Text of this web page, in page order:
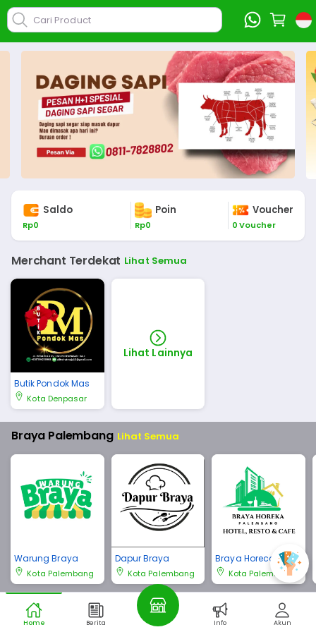
Cari Product
Saldo
Rp0
Poin
Rp0
Voucher
0 Voucher
Merchant Terdekat Lihat Semua
Butik Pondok Mas
Kota Denpasar
Lihat Lainnya
Braya Palembang Lihat Semua
Warung Braya
Kota Palembang
Dapur Braya
Kota Palembang
Braya Horeca Pale
mbang
Kota Palembang
Braya Bali Lihat Semua
Home Berita Info Akun